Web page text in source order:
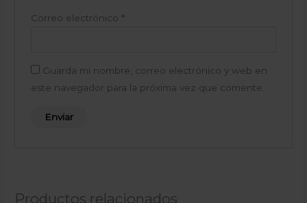
Correo electrónico *
Guarda mi nombre, correo electrónico y web en
este navegador para la próxima vez que comente.
Productos relacionados